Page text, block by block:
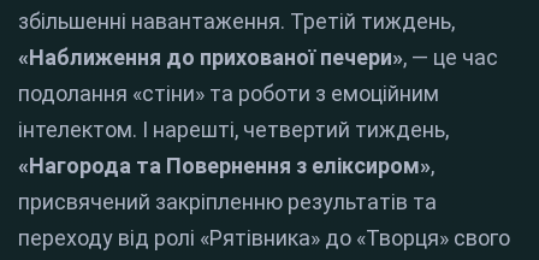
збільшенні навантаження. Третій тиждень,
«Наближення до прихованої печери», — це час
подолання «стіни» та роботи з емоційним
інтелектом. І нарешті, четвертий тиждень,
«Нагорода та Повернення з еліксиром»,
присвячений закріпленню результатів та
переходу від ролі «Рятівника» до «Творця» свого